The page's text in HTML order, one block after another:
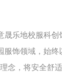
晟乐地校服科创
服饰领域，始终
念，将安全舒